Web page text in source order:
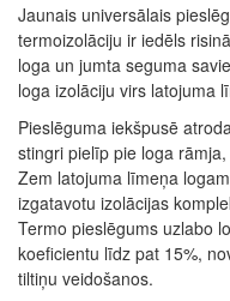
Jaunais universālais
termoizolāciju ir iedēls
loga un jumta seguma
loga izolāciju virs latojuma
Pieslēguma iekšpusē
stingri pielīp pie loga
Zem latojuma līmeņa
izgatavotu izolācijas
Termo pieslēgums uzlabo
koeficientu līdz pat 15%,
tiltiņu veidošanos.